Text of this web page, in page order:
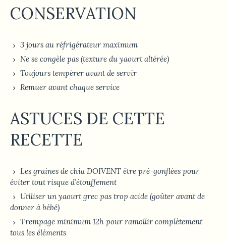
CONSERVATION
3 jours au réfrigérateur maximum
Ne se congèle pas (texture du yaourt altérée)
Toujours tempérer avant de servir
Remuer avant chaque service
ASTUCES DE CETTE
RECETTE
Les graines de chia DOIVENT être pré-gonflées pour
éviter tout risque d’étouffement
Utiliser un yaourt grec pas trop acide (goûter avant de
donner à bébé)
Trempage minimum 12h pour ramollir complètement
tous les éléments